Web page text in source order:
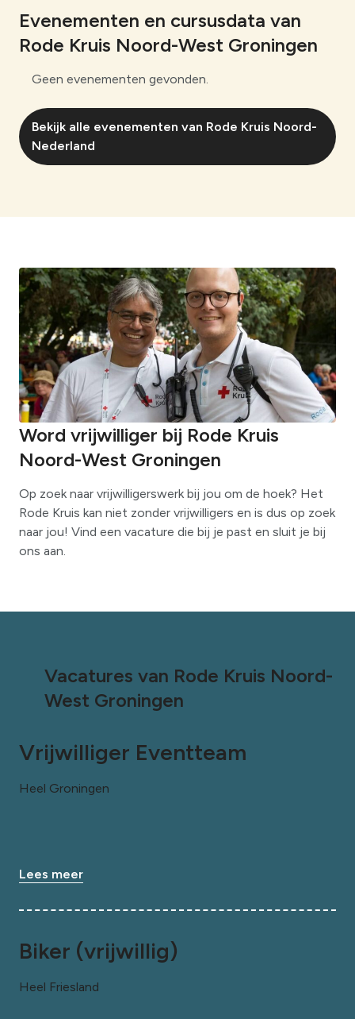
Evenementen en cursusdata van
Rode Kruis Noord-West Groningen
Geen evenementen gevonden.
Bekijk alle evenementen van Rode Kruis Noord-
Nederland
Word vrijwilliger bij Rode Kruis
Noord-West Groningen
Op zoek naar vrijwilligerswerk bij jou om de hoek? Het
Rode Kruis kan niet zonder vrijwilligers en is dus op zoek
naar jou! Vind een vacature die bij je past en sluit je bij
ons aan.
Vacatures van Rode Kruis Noord-
West Groningen
Vrijwilliger Eventteam
Heel Groningen
Lees meer
Biker (vrijwillig)
Heel Friesland